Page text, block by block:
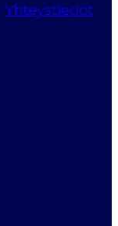
Yhteystiedot